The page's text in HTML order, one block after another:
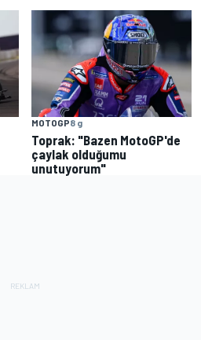
MOTOGP8 g
Toprak: "Bazen MotoGP'de
çaylak olduğumu
unutuyorum"